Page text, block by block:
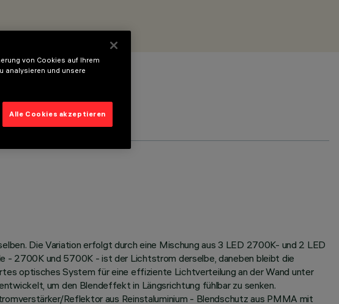
Die Variation erfolgt durch eine Mischung aus 3 LED 2700K- und 2 LED
- 2700K und 5700K - ist der Lichtstrom derselbe, daneben bleibt die
optisches System für eine effiziente Lichtverteilung an der Wand unter
um den Blendeffekt in Längsrichtung fühlbar zu senken.
Reflektor aus Reinstaluminium - Blendschutz aus PMMA mit
von Cookies auf Ihrem
analysieren und unsere
Alle Cookies akzeptieren